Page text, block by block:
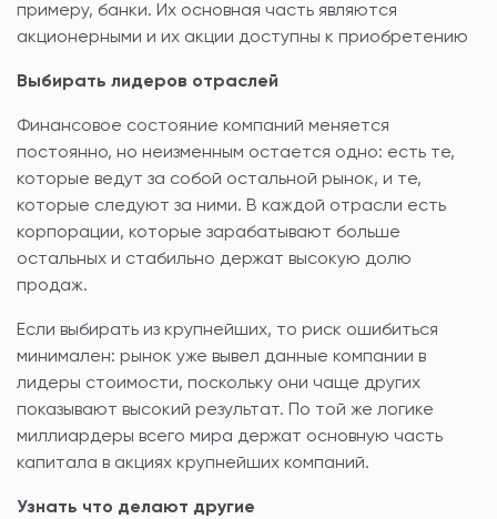
примеру, банки. Их основная часть являются
акционерными и их акции доступны к приобретению
Выбирать лидеров отраслей
Финансовое состояние компаний меняется
постоянно, но неизменным остается одно: есть те,
которые ведут за собой остальной рынок, и те,
которые следуют за ними. В каждой отрасли есть
корпорации, которые зарабатывают больше
остальных и стабильно держат высокую долю
продаж.
Если выбирать из крупнейших, то риск ошибиться
минимален: рынок уже вывел данные компании в
лидеры стоимости, поскольку они чаще других
показывают высокий результат. По той же логике
миллиардеры всего мира держат основную часть
капитала в акциях крупнейших компаний.
Узнать что делают другие